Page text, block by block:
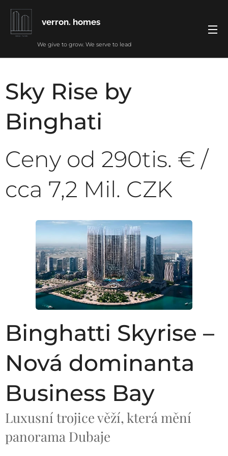
verron. homes
We give to grow. We serve to lead
Sky Rise by
Binghati
Ceny od 290tis. € /
cca 7,2 Mil. CZK
Binghatti Skyrise –
Nová dominanta
Business Bay
Luxusní trojice věží, která mění
panorama Dubaje